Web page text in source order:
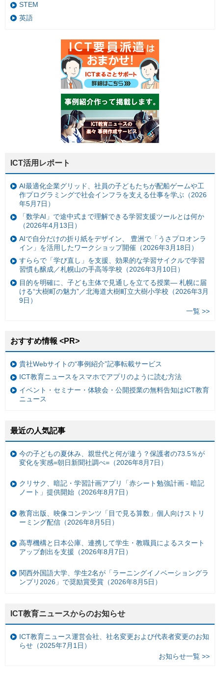
STEM
英語
ICT活用レポート
AI最適化企業グリッド、社員の子どもたちが配船ゲームや工
作プログラミングで社会インフラを支える仕事を学ぶ（2026
年5月7日）
「数学AI」で途中式まで理解できる学習支援ツールとは何か
（2026年4月13日）
AIで自分だけの折り紙をデザイン、 豊洲で「うさプロオンラ
イン」を活用したワークショップ開催（2026年3月18日）
すららで「学び直し」を支援、効果的な学習サイクルで学習
習慣も醸成／札幌山の手高等学校（2026年3月10日）
目的を明確に、子ども主体で見通しを立てる授業— 札幌に届
ける“大樹町の魅力”／北海道大樹町立大樹小学校（2026年3月
9日）
一覧 >>
おすすめ情報 <PR>
貴社Webサイトの“事例紹介”記事転載サービス
ICT教育ニュースをスマホでアプリのように読む方法
イベント・セミナー・体験会・公開授業の無料告知はICT教育
ニュース
最近の人気記事
今の子どもの夏休み、親世代と何が違う？保護者の73.5％が
変化を実感=朝日新聞社調べ=（2026年8月7日）
クリサク、暗記・学習計画アプリ「赤シート勉強計画 - 暗記
ノート」提供開始（2026年8月7日）
教育出版、映像コンテンツ「目で見る算数」個人向けストリ
ーミング配信（2026年8月5日）
高専機構と日本公庫、連携して学生・教職員によるスタート
アップ創出を支援（2026年8月7日）
関西外国語大学、学生2名が「ラーニングイノベーショングラ
ンプリ2026」で奨励賞受賞（2026年8月5日）
ICT教育ニュースからのお知らせ
ICT教育ニュース運営会社、社名変更および代表者変更のお知
らせ（2025年7月1日）
お知らせ一覧 >>